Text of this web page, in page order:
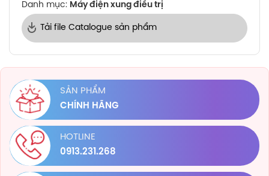
Danh mục: Máy điện xung điều trị
Tải file Catalogue sản phẩm
SẢN PHẨM
CHÍNH HÃNG
HOTLINE
0913.231.268